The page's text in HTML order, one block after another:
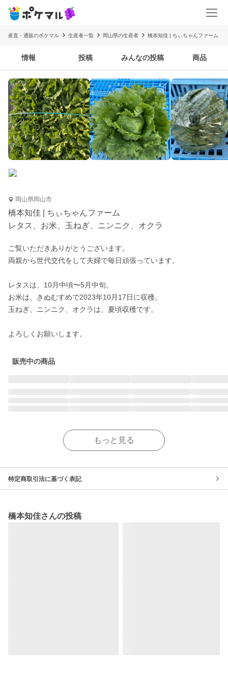
産直・通販のポケマル 生産者一覧 岡山県の生産者 橋本知佳 | ちぃちゃんファーム
情報 投稿 みんなの投稿 商品
岡山県岡山市
橋本知佳 | ちぃちゃんファーム
レタス、お米、玉ねぎ、ニンニク、オクラ
ご覧いただきありがとうございます。
両親から世代交代をして夫婦で毎日頑張っています。
レタスは、10月中頃〜5月中旬。
お米は、きぬむすめで2023年10月17日に収穫。
玉ねぎ、ニンニク、オクラは、夏頃収穫です。
よろしくお願いします。
販売中の商品
もっと見る
特定商取引法に基づく表記
橋本知佳さんの投稿